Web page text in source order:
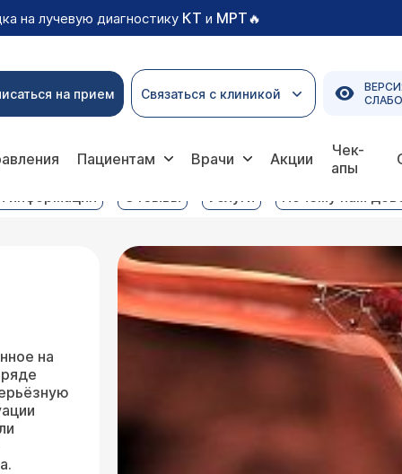
на лучевую диагностику КТ и МРТ🔥
на прием Связаться с клиникой
Пациентам Врачи Акции
Чек-
апы
информация Отзывы Услуги Почему нам
на